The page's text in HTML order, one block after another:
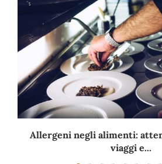
Allergeni negli alimenti:
viaggi e...